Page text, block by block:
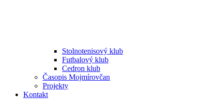
Stolnotenisový klub
Futbalový klub
Cedron klub
Časopis Mojmírovčan
Projekty
Kontakt